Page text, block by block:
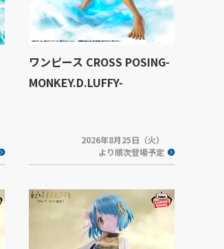
ワンピース CROSS POSING-
MONKEY.D.LUFFY-
2026年8月25日（火）
より順次登場予定